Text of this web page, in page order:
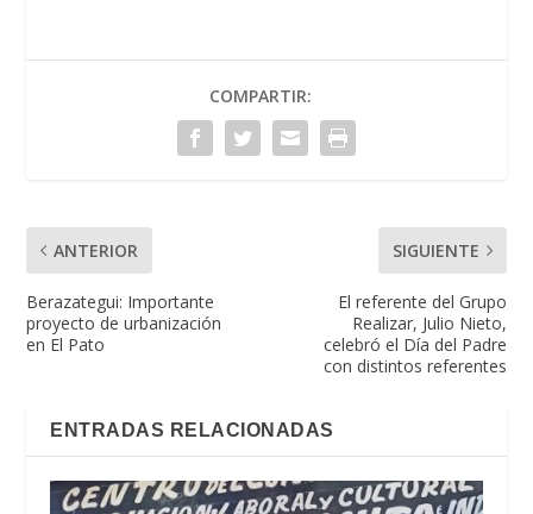
COMPARTIR:
ANTERIOR
Berazategui: Importante
proyecto de urbanización
en El Pato
SIGUIENTE
El referente del Grupo
Realizar, Julio Nieto,
celebró el Día del Padre
con distintos referentes
ENTRADAS RELACIONADAS